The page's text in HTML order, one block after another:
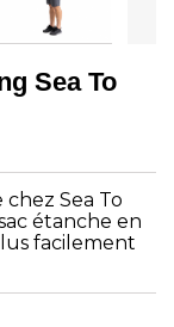
Sea To
chez Sea To
étanche en
facilement